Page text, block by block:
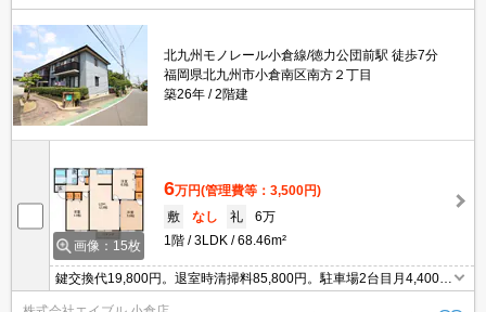
北九州モノレール小倉線/徳力公団前駅 徒歩7分
福岡県北九州市小倉南区南方２丁目
築26年
2階建
画像：15枚
6万円(管理費等：3,500円)
敷
なし 礼
6万
1階
3LDK 68.46m²
鍵交換代19,800円。退室時清掃料85,800円。駐車場2台目月4,400